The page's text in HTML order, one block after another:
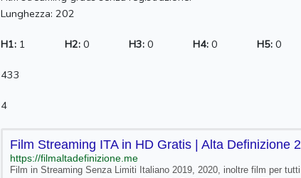
Lunghezza: 202
H1: 1 H2: 0 H3: 0 H4: 0 H5: 0
433
4
Film Streaming ITA in HD Gratis | Alta Definizione
https://filmaltadefinizione.me
Film in Streaming Senza Limiti Italiano 2019, 2020, inoltre film per